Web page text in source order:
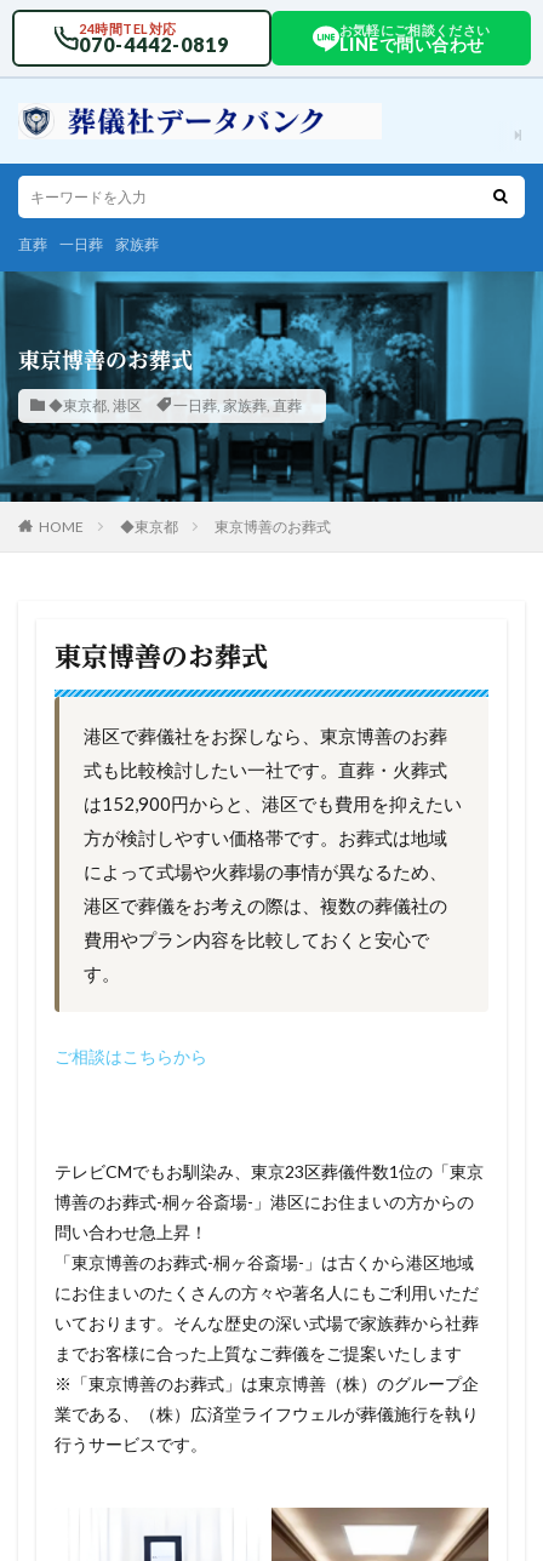
24時間TEL対応
070-4442-0819
お気軽にご相談ください
LINEで問い合わせ
直葬 一日葬 家族葬
東京博善のお葬式
◆東京都, 港区 一日葬, 家族葬, 直葬
HOME ◆東京都 東京博善のお葬式
東京博善のお葬式
港区で葬儀社をお探しなら、東京博善のお葬
式も比較検討したい一社です。直葬・火葬式
は152,900円からと、港区でも費用を抑えたい
方が検討しやすい価格帯です。お葬式は地域
によって式場や火葬場の事情が異なるため、
港区で葬儀をお考えの際は、複数の葬儀社の
費用やプラン内容を比較しておくと安心で
す。
ご相談はこちらから
テレビCMでもお馴染み、東京23区葬儀件数1位の「東京
博善のお葬式-桐ヶ谷斎場-」港区にお住まいの方からの
問い合わせ急上昇！
「東京博善のお葬式-桐ヶ谷斎場-」は古くから港区地域
にお住まいのたくさんの方々や著名人にもご利用いただ
いております。そんな歴史の深い式場で家族葬から社葬
までお客様に合った上質なご葬儀をご提案いたします
※「東京博善のお葬式」は東京博善（株）のグループ企
業である、（株）広済堂ライフウェルが葬儀施行を執り
行うサービスです。